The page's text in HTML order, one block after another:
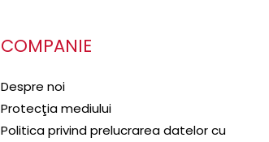
COMPANIE
Despre noi
Protecţia mediului
Politica privind prelucrarea datelor cu